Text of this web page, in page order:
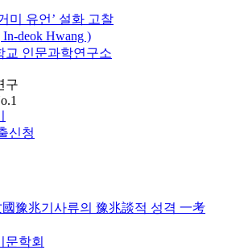
미 유언’ 설화 고찰
In-deok Hwang )
교 인문과학연구소
구
신청
豫兆기사류의 豫兆談적 성격 一考
문학회